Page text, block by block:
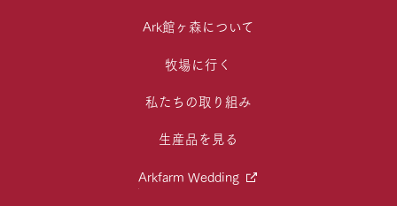
Ark館ヶ森について
牧場に行く
私たちの取り組み
生産品を見る
Arkfarm Wedding